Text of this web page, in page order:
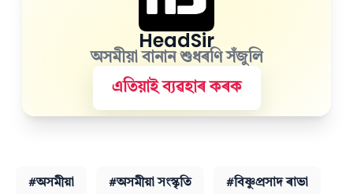
HeadSir
অসমীয়া বানান শুধৰণি সঁজুলি
এতিয়াই ব্যৱহাৰ কৰক
#অসমীয়া #অসমীয়া সংস্কৃতি #বিষ্ণুপ্ৰসাদ ৰাভা